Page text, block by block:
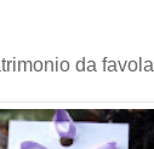
da favola